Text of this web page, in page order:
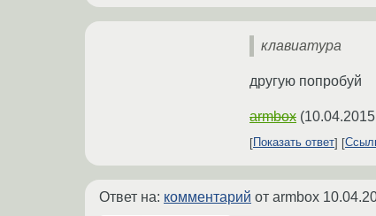
клавиатура
другую попробуй
armbox (
Показать ответ
Ответ на: комментарий от armbox